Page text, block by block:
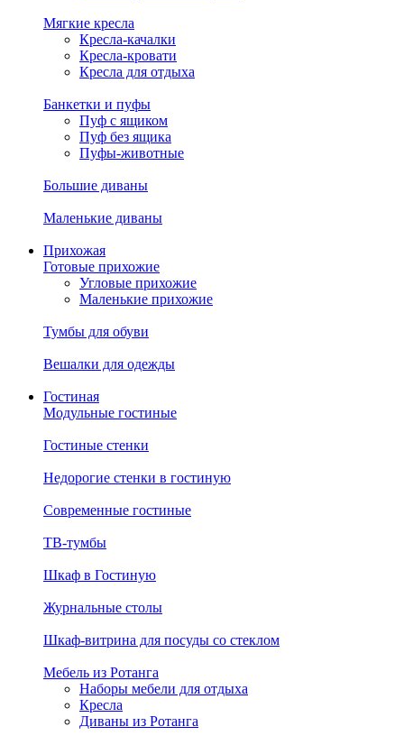
Мягкие кресла
Кресла-качалки
Кресла-кровати
Кресла для отдыха
Банкетки и пуфы
Пуф с ящиком
Пуф без ящика
Пуфы-животные
Большие диваны
Маленькие диваны
Прихожая
Готовые прихожие
Угловые прихожие
Маленькие прихожие
Тумбы для обуви
Вешалки для одежды
Гостиная
Модульные гостиные
Гостиные стенки
Недорогие стенки в гостиную
Современные гостиные
ТВ-тумбы
Шкаф в Гостиную
Журнальные столы
Шкаф-витрина для посуды со стеклом
Мебель из Ротанга
Наборы мебели для отдыха
Кресла
Диваны из Ротанга